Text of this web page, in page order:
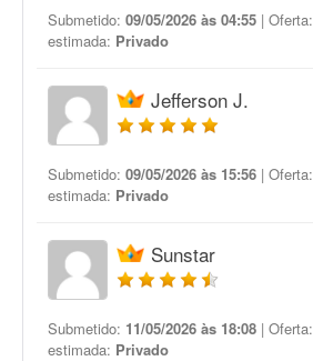
Submetido: 09/05/2026 às 04:55 | Oferta:
estimada: Privado
Jefferson J.
Submetido: 09/05/2026 às 15:56 | Oferta:
estimada: Privado
Sunstar
Submetido: 11/05/2026 às 18:08 | Oferta:
estimada: Privado